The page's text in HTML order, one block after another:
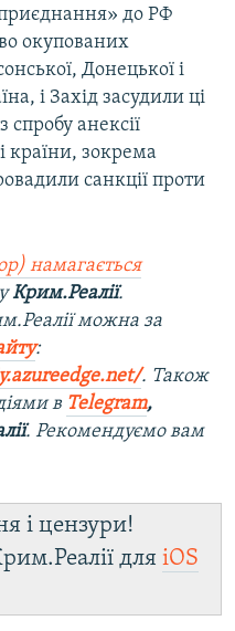
до РФ
окупованих
Донецької і
і Захід засудили ці
спробу анексії
країни, зокрема
санкції проти
намагається
Крим.Реалії.
можна за
:
. Також
в Telegram,
. Рекомендуємо вам
і цензури!
для iOS